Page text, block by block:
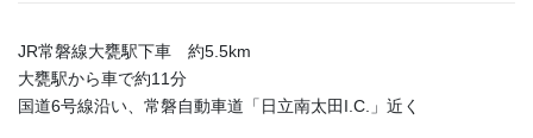
JR常磐線大甕駅下車 約5.5km
大甕駅から車で約11分
国道6号線沿い、常磐自動車道「日立南太田I.C.」近く